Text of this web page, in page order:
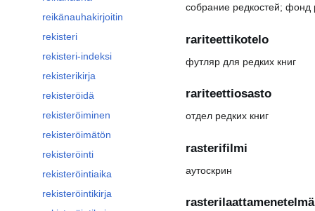
reikänauhakirjoitin
rekisteri
rekisteri-indeksi
rekisterikirja
rekisteröidä
rekisteröiminen
rekisteröimätön
rekisteröinti
rekisteröintiaika
rekisteröintikirja
собрание редкостей; фонд
rariteettikotelo
футляр для редких книг
rariteettiosasto
отдел редких книг
rasterifilmi
аутоскрин
rasterilaattamenetelmä